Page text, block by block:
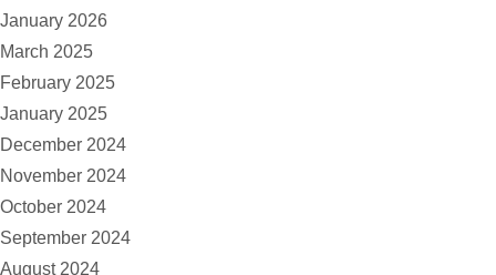
January 2026
March 2025
February 2025
January 2025
December 2024
November 2024
October 2024
September 2024
August 2024